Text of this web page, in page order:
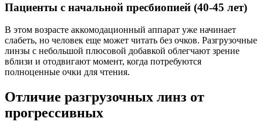
Пациенты с начальной пресбиопией (40-45 лет)
В этом возрасте аккомодационный аппарат уже начинает
слабеть, но человек еще может читать без очков. Разгрузочные
линзы с небольшой плюсовой добавкой облегчают зрение
вблизи и отодвигают момент, когда потребуются
полноценные очки для чтения.
Отличие разгрузочных линз от
прогрессивных